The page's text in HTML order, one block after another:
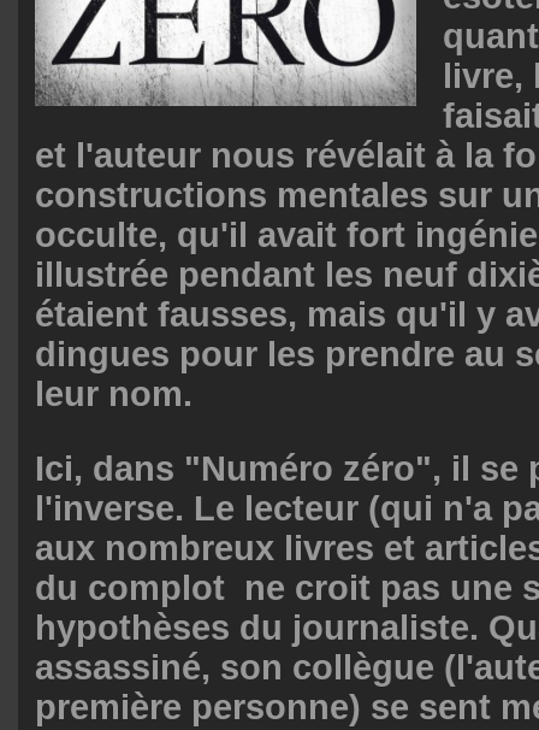
livre,
et l'auteur nous révélait à la
constructions mentales sur
occulte, qu'il avait fort
illustrée pendant les neuf
étaient fausses, mais qu'il y
dingues pour les prendre au
leur nom.
Ici, dans "Numéro zéro", il se
l'inverse. Le lecteur (qui n'a
aux nombreux livres et
du complot ne croit pas une
hypothèses du journaliste.
assassiné, son collègue
première personne) se sent